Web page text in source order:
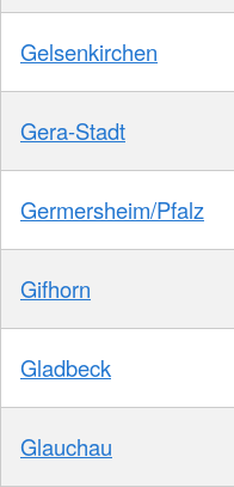
Gelsenkirchen
Gera-Stadt
Germersheim/Pfalz
Gifhorn
Gladbeck
Glauchau